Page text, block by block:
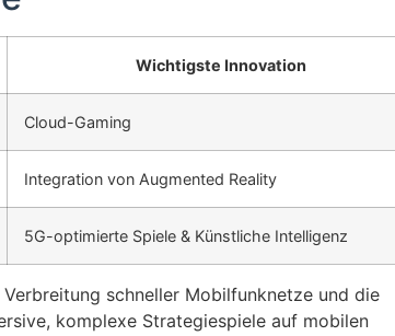
Wichtigste Innovation
Cloud-Gaming
Integration von Augmented Reality
5G-optimierte Spiele & Künstliche Intelligenz
schneller Mobilfunknetze und die
komplexe Strategiespiele auf mobilen